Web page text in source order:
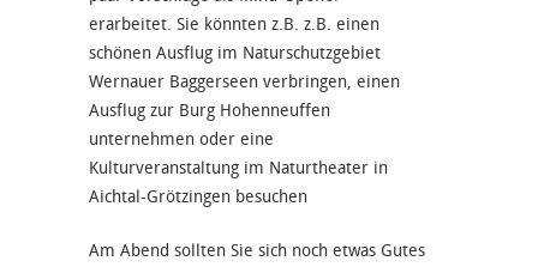
erarbeitet. Sie könnten z.B. z.B. einen
schönen Ausflug im Naturschutzgebiet
Wernauer Baggerseen verbringen, einen
Ausflug zur Burg Hohenneuffen
unternehmen oder eine
Kulturveranstaltung im Naturtheater in
Aichtal-Grötzingen besuchen
Am Abend sollten Sie sich noch etwas Gutes